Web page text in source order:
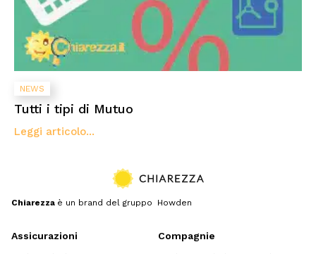
NEWS
Tutti i tipi di Mutuo
Leggi articolo...
Chiarezza è un brand del gruppo Howden
Assicurazioni Compagnie